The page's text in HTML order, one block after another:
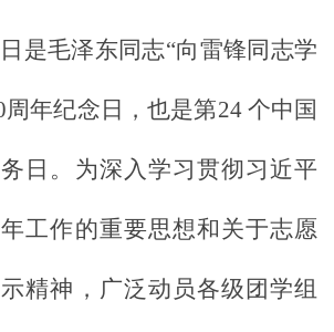
是毛泽东同志“向雷锋同志学
周年纪念日，也是第24 个中国
日。为深入学习贯彻习近平
工作的重要思想和关于志愿
精神，广泛动员各级团学组